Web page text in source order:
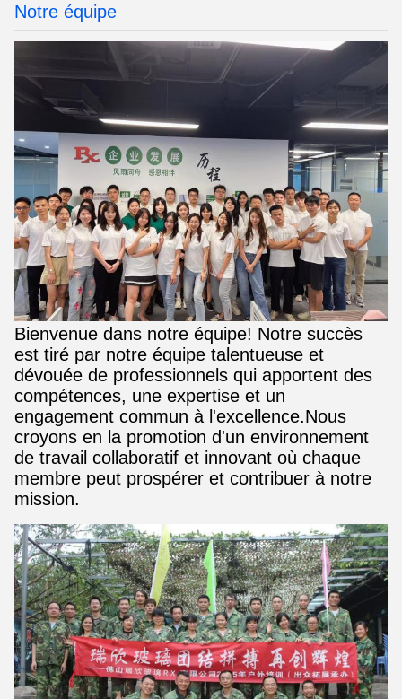
Notre équipe
Bienvenue dans notre équipe! Notre succès
est tiré par notre équipe talentueuse et
dévouée de professionnels qui apportent des
compétences, une expertise et un
engagement commun à l'excellence.Nous
croyons en la promotion d'un environnement
de travail collaboratif et innovant où chaque
membre peut prospérer et contribuer à notre
mission.